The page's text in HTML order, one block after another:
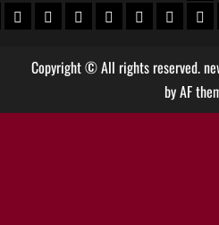
খবর
খবর
পুরুলিয়া খবর
বাঁকুড়া খবরপশ্চিম বর্ধমান খবর
পূর্ব বর্ধমান খবর
বীরভূম খবরমুর্শিদাবাদ
Copyright © All rights reserved.
by AF